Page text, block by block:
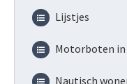
Lijstjes
Motorboten in
Nautisch